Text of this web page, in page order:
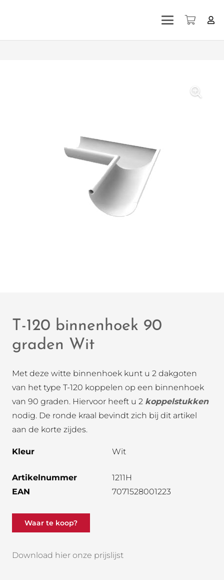
T-120 binnenhoek 90
graden Wit
Met deze witte binnenhoek kunt u 2 dakgoten
van het type T-120 koppelen op een binnenhoek
van 90 graden. Hiervoor heeft u 2 koppelstukken
nodig. De ronde kraal bevindt zich bij dit artikel
aan de korte zijdes.
Kleur Wit
Artikelnummer
1211H
EAN
7071528001223
Waar te koop?
Download hier onze prijslijst